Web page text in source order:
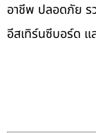
อาชีพ ปลอดภัย ร
อีสเทิร์นซีบอร์ด แ